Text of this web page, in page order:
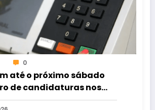
0
até o próximo sábado
de candidaturas nos